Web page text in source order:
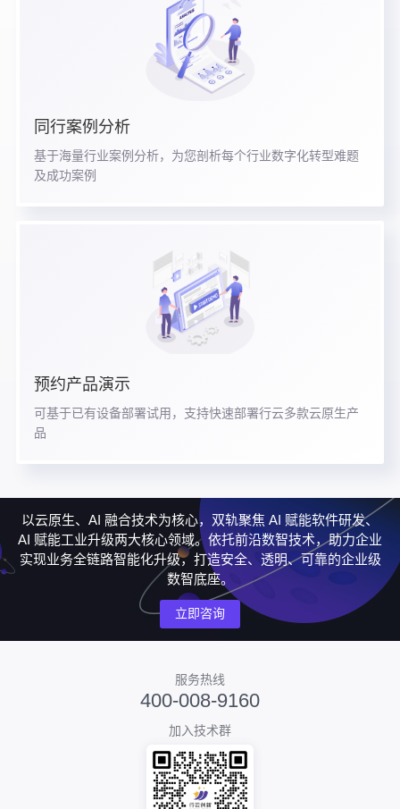
同行案例分析
基于海量行业案例分析，为您剖析每个行业数字化转型难题
及成功案例
预约产品演示
可基于已有设备部署试用，支持快速部署行云多款云原生产
品
以云原生、AI 融合技术为核心，双轨聚焦 AI 赋能软件研发、
AI 赋能工业升级两大核心领域。依托前沿数智技术，助力企业
实现业务全链路智能化升级，打造安全、透明、可靠的企业级
数智底座。
立即咨询
服务热线
400-008-9160
加入技术群